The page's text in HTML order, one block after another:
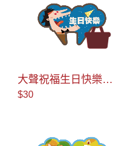
大聲祝福生日快樂
AS990008 蛋糕插牌
$30